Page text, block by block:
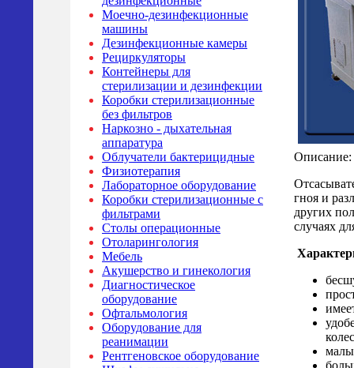
Моечно-дезинфекционные
машины
Дезинфекционные камеры
Рециркуляторы
Контейнеры для
стерилизации и дезинфекции
Коробки стерилизационные
без фильтров
Наркозно - дыхательная
аппаратура
Облучатели бактерицидные
Физиотерапия
Лабораторное оборудование
Коробки стерилизационные с
фильтрами
Столы операционные
Отоларингология
Мебель
Акушерство и гинекология
Диагностическое
оборудование
Офтальмология
Оборудование для
реанимации
Рентгеновское оборудование
Описание:
гноя и
других
случаях